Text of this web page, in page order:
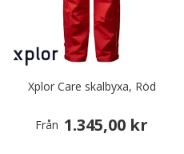
Xplor Care skalbyxa, Röd
Från 1.345,00 kr